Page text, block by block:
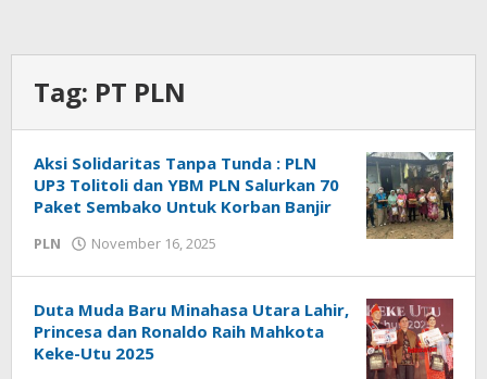
Tag: PT PLN
Aksi Solidaritas Tanpa Tunda : PLN
UP3 Tolitoli dan YBM PLN Salurkan 70
Paket Sembako Untuk Korban Banjir
PLN November 16, 2025
Duta Muda Baru Minahasa Utara Lahir,
Princesa dan Ronaldo Raih Mahkota
Keke-Utu 2025